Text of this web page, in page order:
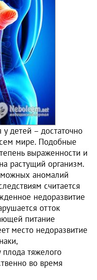
детей – достаточно
мире. Подобные
выраженности и
растущий организм.
аномалий
считается
недоразвитие
отток
питание
место недоразвитие
тяжелого
во время